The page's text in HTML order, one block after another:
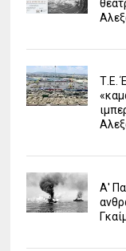
Τ.Ε.
Α'